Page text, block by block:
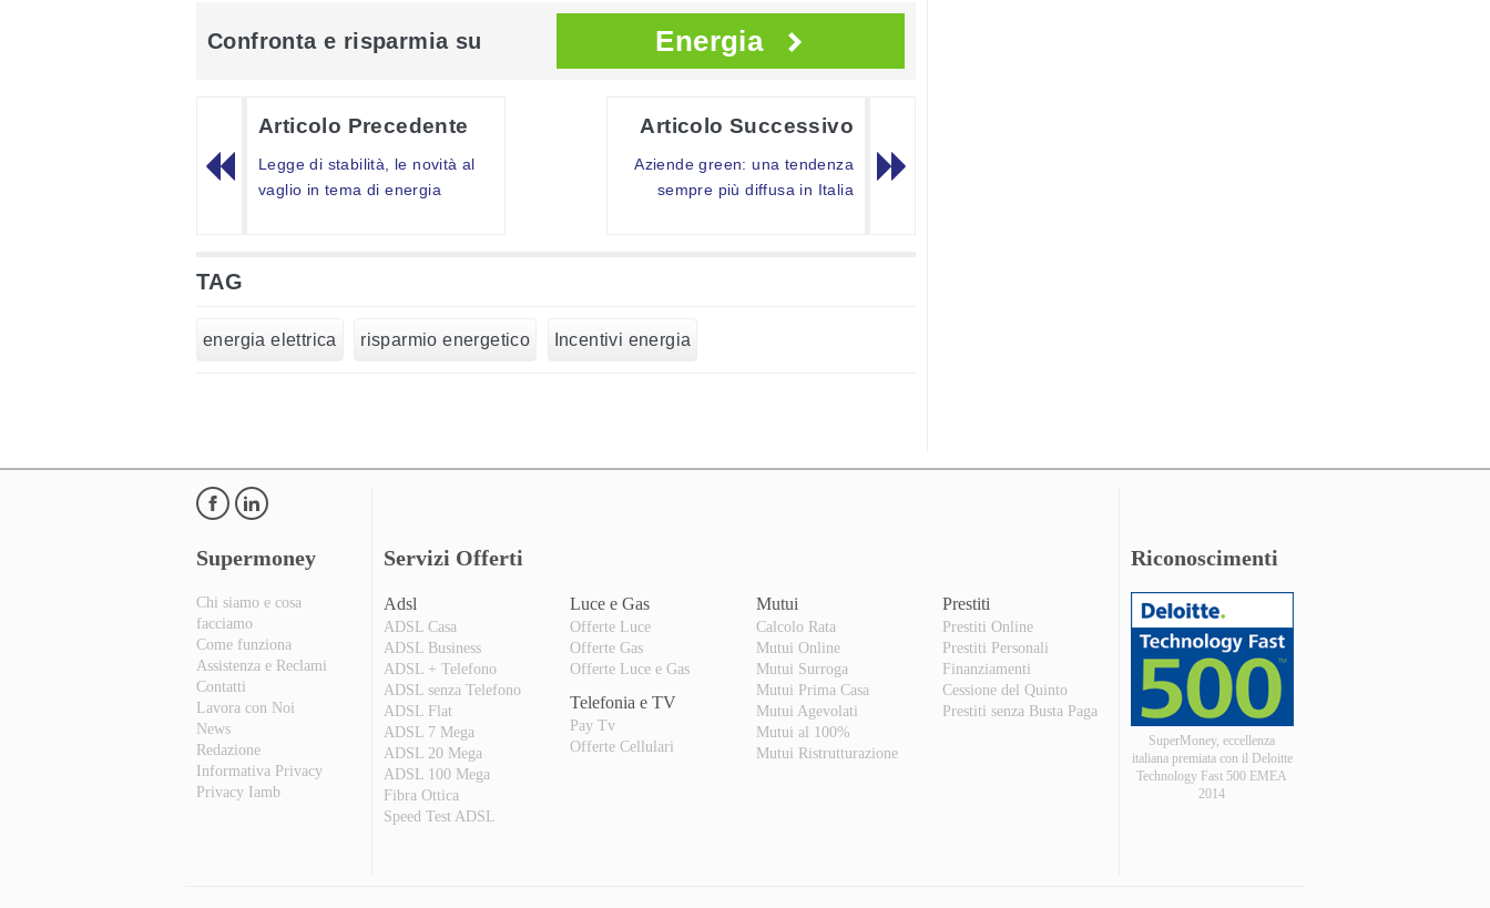
Confronta e risparmia su Energia
Articolo Precedente
Legge di stabilità, le novità al
vaglio in tema di energia
Articolo Successivo
Aziende green: una tendenza
sempre più diffusa in Italia
TAG
energia elettrica risparmio energetico Incentivi energia
Supermoney
Chi siamo e cosa
facciamo
Come funziona
Assistenza e Reclami
Contatti
Lavora con Noi
News
Redazione
Informativa Privacy
Privacy Iamb
Servizi Offerti
Adsl
ADSL Casa
ADSL Business
ADSL + Telefono
ADSL senza Telefono
ADSL Flat
ADSL 7 Mega
ADSL 20 Mega
ADSL 100 Mega
Fibra Ottica
Speed Test ADSL
Luce e Gas
Offerte Luce
Offerte Gas
Offerte Luce e Gas
Telefonia e TV
Pay Tv
Offerte Cellulari
Mutui
Calcolo Rata
Mutui Online
Mutui Surroga
Mutui Prima Casa
Mutui Agevolati
Mutui al 100%
Mutui Ristrutturazione
Prestiti
Prestiti Online
Prestiti Personali
Finanziamenti
Cessione del Quinto
Prestiti senza Busta Paga
Riconoscimenti
SuperMoney, eccellenza
italiana premiata con il Deloitte
Technology Fast 500 EMEA
2014